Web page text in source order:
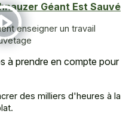
Géant Est Sauvé
enseigner un travail
à prendre en compte pour
des milliers d'heures à la